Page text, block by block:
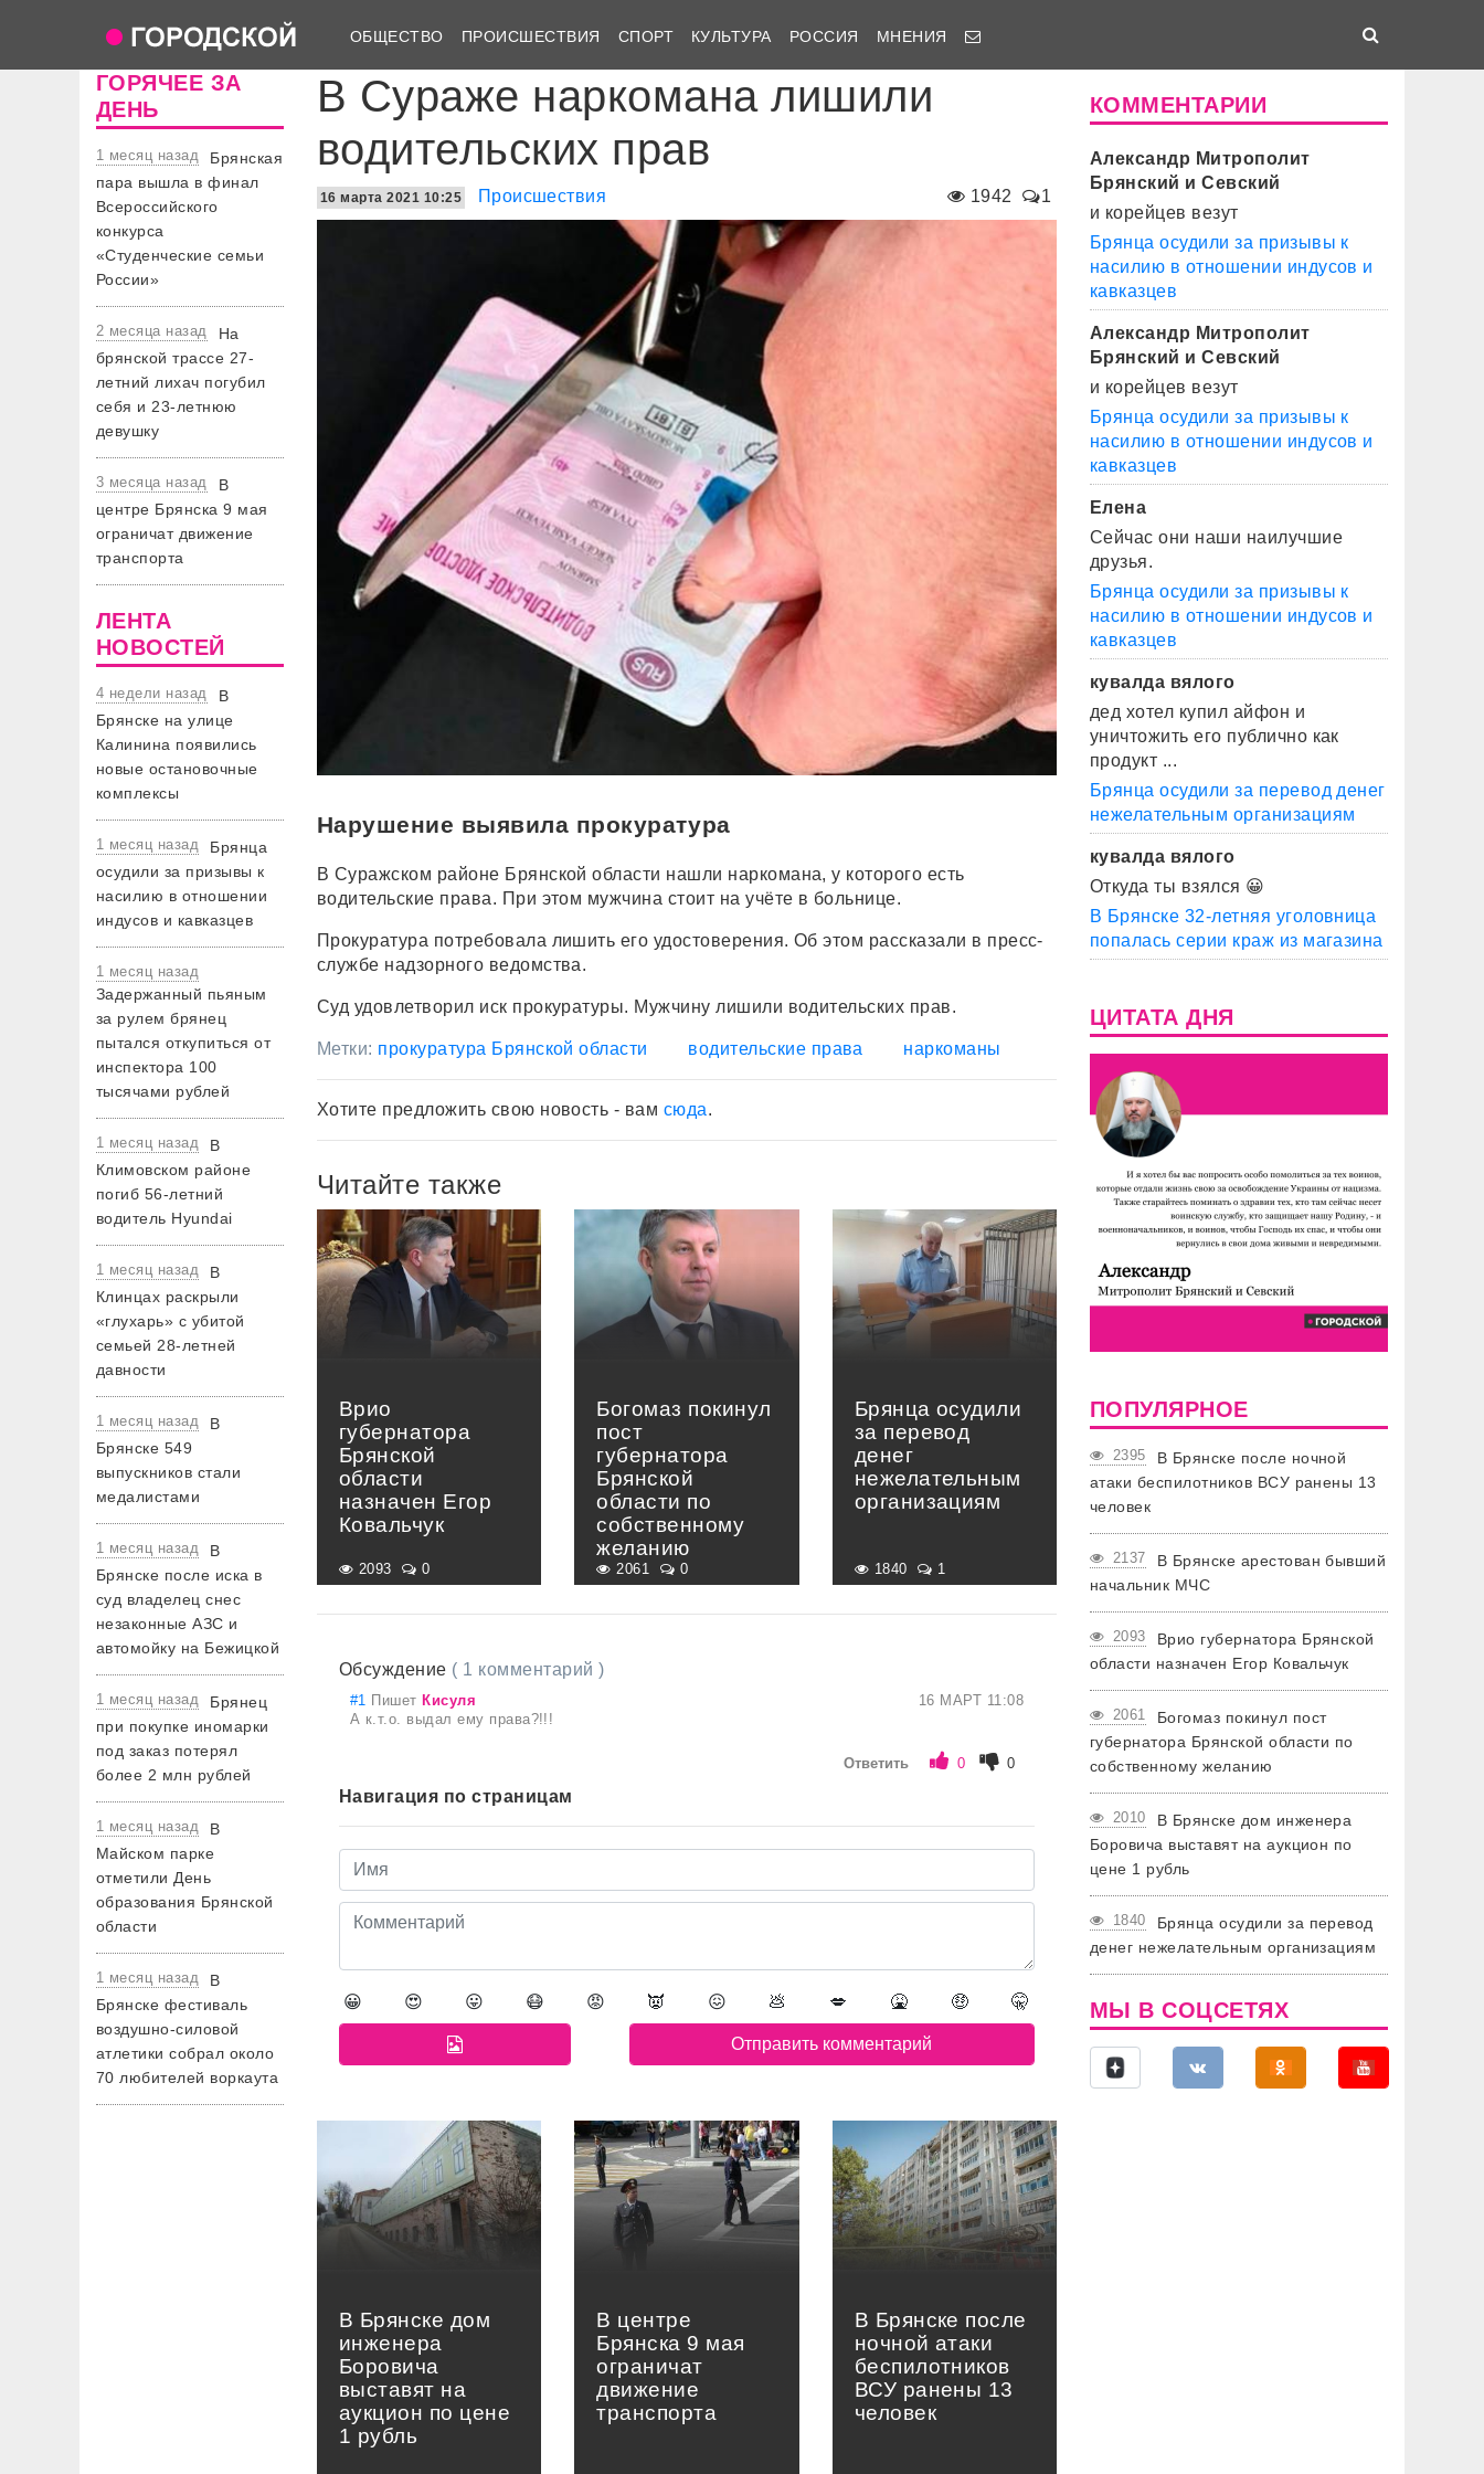
ОБЩЕСТВО ПРОИСШЕСТВИЯ СПОРТ КУЛЬТУРА РОССИЯ МНЕНИЯ
ГОРЯЧЕЕ ЗА
ДЕНЬ
1 месяц назад
Брянская
пара вышла в финал
Всероссийского
конкурса
«Студенческие семьи
России»
2 месяца назад
На
брянской трассе 27-
летний лихач погубил
себя и 23-летнюю
девушку
3 месяца назад
В
центре Брянска 9 мая
ограничат движение
транспорта
ЛЕНТА
НОВОСТЕЙ
4 недели назад
В
Брянске на улице
Калинина появились
новые остановочные
комплексы
1 месяц назад
Брянца
осудили за призывы к
насилию в отношении
индусов и кавказцев
1 месяц назад
Задержанный пьяным
за рулем брянец
пытался откупиться от
инспектора 100
тысячами рублей
1 месяц назад
В
Климовском районе
погиб 56-летний
водитель Hyundai
1 месяц назад
В
Клинцах раскрыли
«глухарь» с убитой
семьей 28-летней
давности
1 месяц назад
В
Брянске 549
выпускников стали
медалистами
1 месяц назад
В
Брянске после иска в
суд владелец снес
незаконные АЗС и
автомойку на Бежицкой
1 месяц назад
Брянец
при покупке иномарки
под заказ потерял
более 2 млн рублей
1 месяц назад
В
Майском парке
отметили День
образования Брянской
области
1 месяц назад
В
Брянске фестиваль
воздушно-силовой
атлетики собрал около
70 любителей воркаута
В Сураже наркомана лишили
водительских прав
1942 1
16 марта 2021 10:25 Происшествия
Нарушение выявила прокуратура
В Суражском районе Брянской области нашли наркомана, у которого есть
водительские права. При этом мужчина стоит на учёте в больнице.
Прокуратура потребовала лишить его удостоверения. Об этом рассказали в пресс-
службе надзорного ведомства.
Суд удовлетворил иск прокуратуры. Мужчину лишили водительских прав.
Метки: прокуратура Брянской области водительские права наркоманы
Хотите предложить свою новость - вам сюда.
Читайте также
Врио
губернатора
Брянской
области
назначен Егор
Ковальчук
2093 0
Богомаз покинул
пост
губернатора
Брянской
области по
собственному
желанию
2061 0
Брянца осудили
за перевод
денег
нежелательным
организациям
1840 1
Обсуждение ( 1 комментарий )
#1 Пишет Кисуля
16 МАРТ 11:08
А к.т.о. выдал ему права?!!!
Ответить 0 0
Навигация по страницам
😀 😍 😛 😷 😡 👿 😖 💩 💋 🤮 🤑 🤫
В Брянске дом
инженера
Боровича
выставят на
аукцион по цене
1 рубль
В центре
Брянска 9 мая
ограничат
движение
транспорта
В Брянске после
ночной атаки
беспилотников
ВСУ ранены 13
человек
КОММЕНТАРИИ
Александр Митрополит
Брянский и Севский
и корейцев везут
Брянца осудили за призывы к
насилию в отношении индусов и
кавказцев
Александр Митрополит
Брянский и Севский
и корейцев везут
Брянца осудили за призывы к
насилию в отношении индусов и
кавказцев
Елена
Сейчас они наши наилучшие
друзья.
Брянца осудили за призывы к
насилию в отношении индусов и
кавказцев
кувалда вялого
дед хотел купил айфон и
уничтожить его публично как
продукт ...
Брянца осудили за перевод денег
нежелательным организациям
кувалда вялого
Откуда ты взялся 😀
В Брянске 32-летняя уголовница
попалась серии краж из магазина
ЦИТАТА ДНЯ
ПОПУЛЯРНОЕ
2395
В Брянске после ночной
атаки беспилотников ВСУ ранены 13
человек
2137
В Брянске арестован бывший
начальник МЧС
2093
Врио губернатора Брянской
области назначен Егор Ковальчук
2061
Богомаз покинул пост
губернатора Брянской области по
собственному желанию
2010
В Брянске дом инженера
Боровича выставят на аукцион по
цене 1 рубль
1840
Брянца осудили за перевод
денег нежелательным организациям
МЫ В СОЦСЕТЯХ